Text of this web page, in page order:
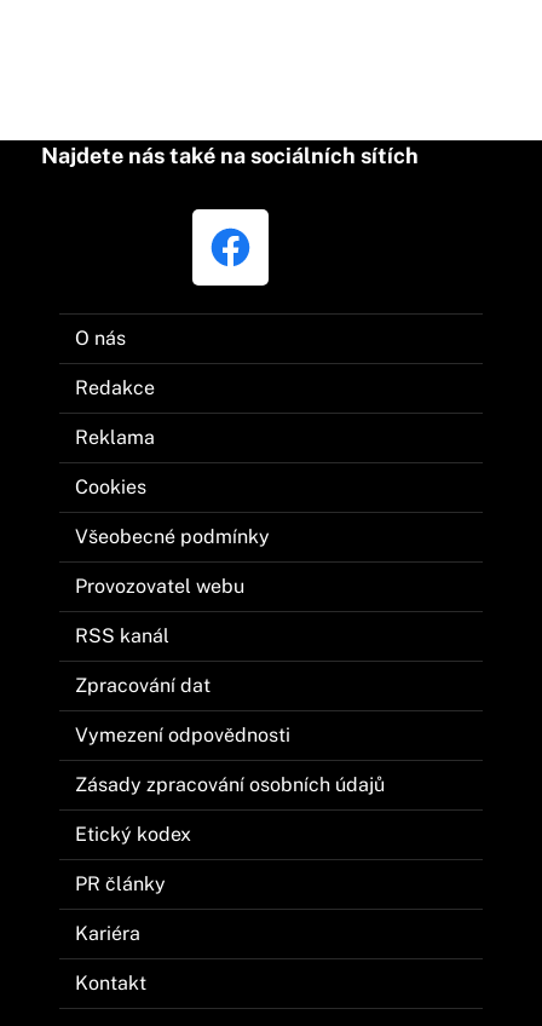
Najdete nás také na sociálních sítích
O nás
Redakce
Reklama
Cookies
Všeobecné podmínky
Provozovatel webu
RSS kanál
Zpracování dat
Vymezení odpovědnosti
Zásady zpracování osobních údajů
Etický kodex
PR články
Kariéra
Kontakt